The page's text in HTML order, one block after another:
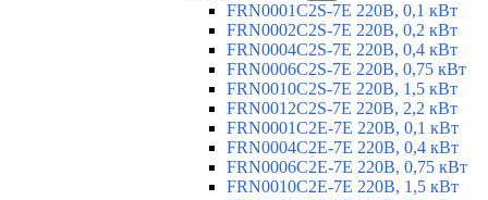
FRN0001C2S-7E 220В, 0,1 кВт
FRN0002C2S-7E 220В, 0,2 кВт
FRN0004C2S-7E 220В, 0,4 кВт
FRN0006C2S-7E 220В, 0,75 кВт
FRN0010C2S-7E 220В, 1,5 кВт
FRN0012C2S-7E 220В, 2,2 кВт
FRN0001C2E-7E 220В, 0,1 кВт
FRN0004C2E-7E 220В, 0,4 кВт
FRN0006C2E-7E 220В, 0,75 кВт
FRN0010C2E-7E 220В, 1,5 кВт